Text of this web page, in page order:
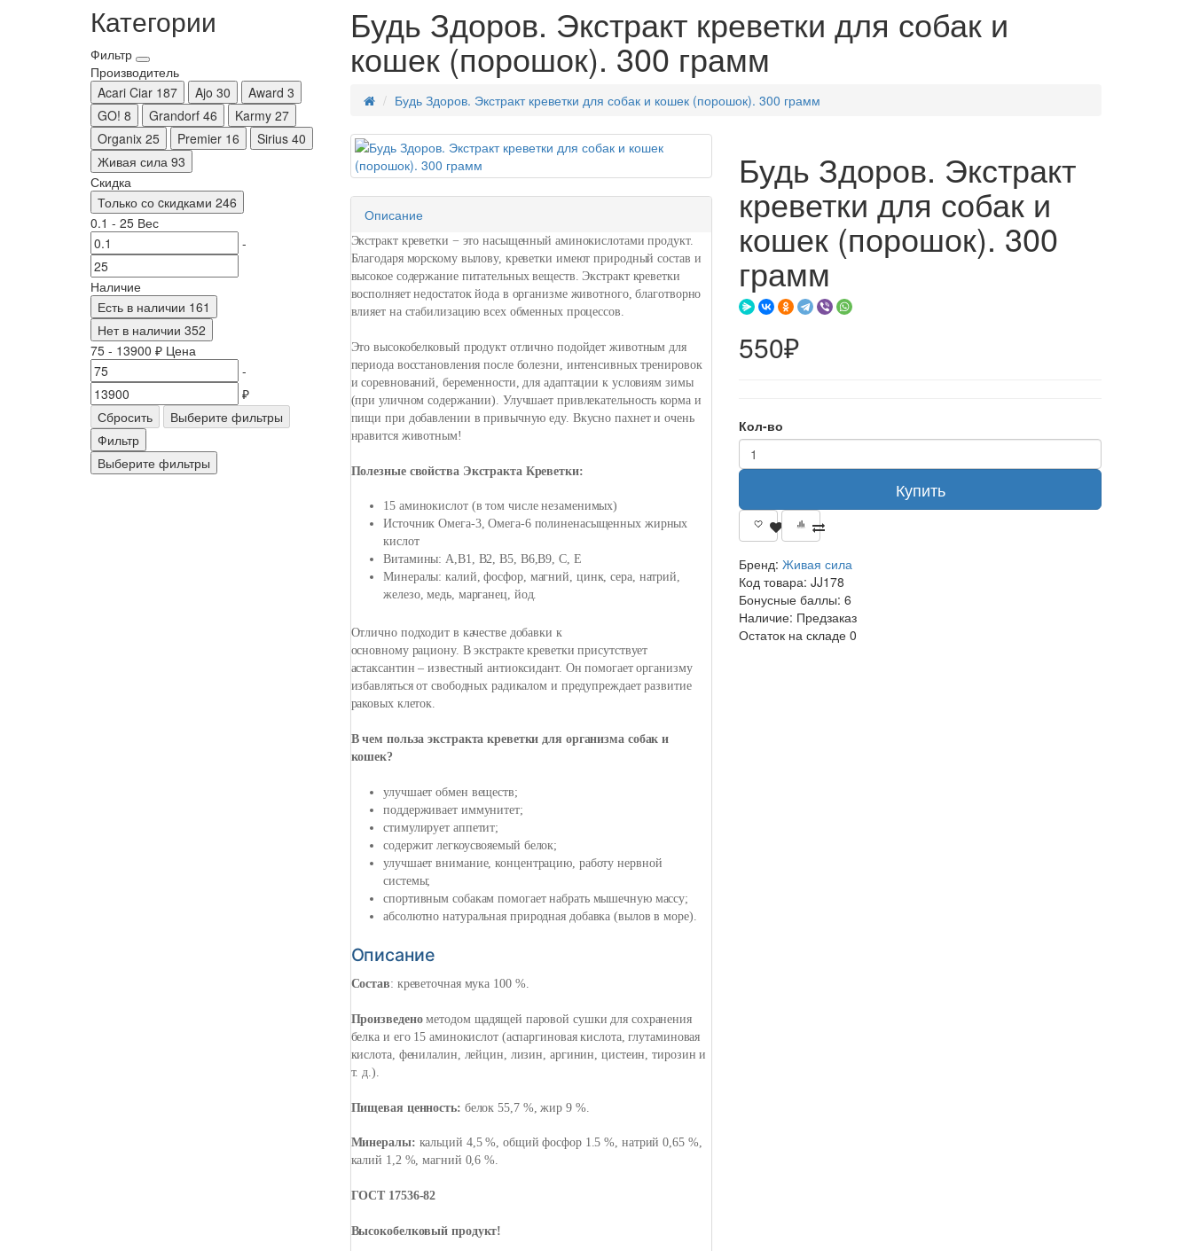
Категории
Фильтр
Производитель
Acari Ciar 187 Ajo 30 Award 3
GO! 8 Grandorf 46 Karmy 27
Organix 25 Premier 16 Sirius 40
Живая сила 93
Скидка
Только со cкидками 246
0.1 - 25 Вес
-
Наличие
Есть в наличии 161
Нет в наличии 352
75 - 13900 ₽ Цена
-
₽
Сбросить
Выберите фильтры
Фильтр
Выберите фильтры
Будь Здоров. Экстракт креветки для собак и
кошек (порошок). 300 грамм
Будь Здоров. Экстракт креветки для собак и кошек (порошок). 300 грамм
Описание
Экстракт креветки − это насыщенный аминокислотами продукт.
Благодаря морскому вылову, креветки имеют природный состав и
высокое содержание питательных веществ. Экстракт креветки
восполняет недостаток йода в организме животного, благотворно
влияет на стабилизацию всех обменных процессов.
Это высокобелковый продукт отлично подойдет животным для
периода восстановления после болезни, интенсивных тренировок
и соревнований, беременности, для адаптации к условиям зимы
(при уличном содержании). Улучшает привлекательность корма и
пищи при добавлении в привычную еду. Вкусно пахнет и очень
нравится животным!
Полезные свойства Экстракта Креветки:
15 аминокислот (в том числе незаменимых)
Источник Омега-3, Омега-6 полиненасыщенных жирных
кислот
Витамины: А,B1, B2, B5, B6,B9, C, E
Минералы: калий, фосфор, магний, цинк, сера, натрий,
железо, медь, марганец, йод.
Отлично подходит в качестве добавки к
основному рациону. В экстракте креветки присутствует
астаксантин – известный антиоксидант. Он помогает организму
избавляться от свободных радикалом и предупреждает развитие
раковых клеток.
В чем польза экстракта креветки для организма собак и
кошек?
улучшает обмен веществ;
поддерживает иммунитет;
стимулирует аппетит;
содержит легкоусвояемый белок;
улучшает внимание, концентрацию, работу нервной
системы;
спортивным собакам помогает набрать мышечную массу;
абсолютно натуральная природная добавка (вылов в море).
Описание
Состав: креветочная мука 100 %.
Произведенометодом щадящей паровой сушки для сохранения
белка и его 15 аминокислот (аспаргиновая кислота, глутаминовая
кислота, фенилалин, лейцин, лизин, аргинин, цистеин, тирозин и
т. д.).
Пищевая ценность: белок 55,7 %, жир 9 %.
Минералы: кальций 4,5 %, общий фосфор 1.5 %, натрий 0,65 %,
калий 1,2 %, магний 0,6 %.
ГОСТ 17536-82
Высокобелковый продукт!
Будь Здоров. Экстракт
креветки для собак и
кошек (порошок). 300
грамм
550₽
Кол-во
Купить
Бренд: Живая сила
Код товара: JJ178
Бонусные баллы: 6
Наличие: Предзаказ
Остаток на складе 0